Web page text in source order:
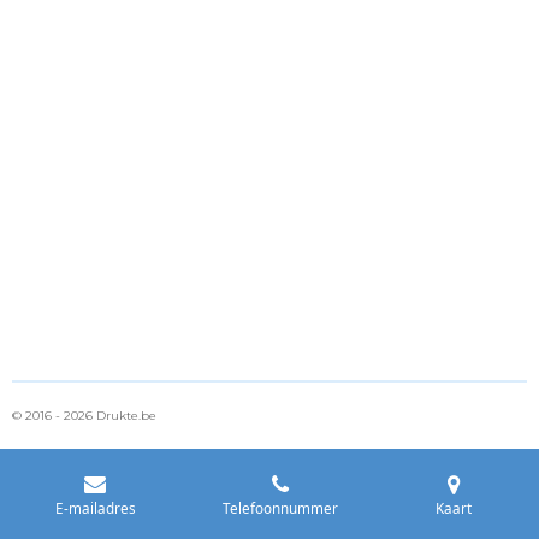
© 2016 - 2026 Drukte.be
E-mailadres Telefoonnummer Kaart